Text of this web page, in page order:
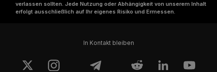
verlassen sollten. Jede Nutzung oder Abhängigkeit von unserem Inhalt
erfolgt ausschließlich auf Ihr eigenes Risiko und Ermessen.
In Kontakt bleiben